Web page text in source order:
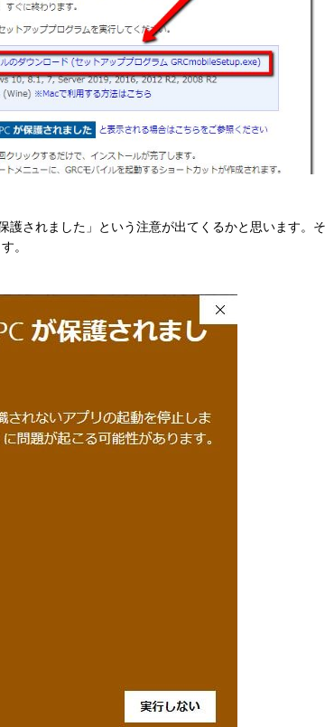
護されました」という注意が出てくるかと思います。そ
。